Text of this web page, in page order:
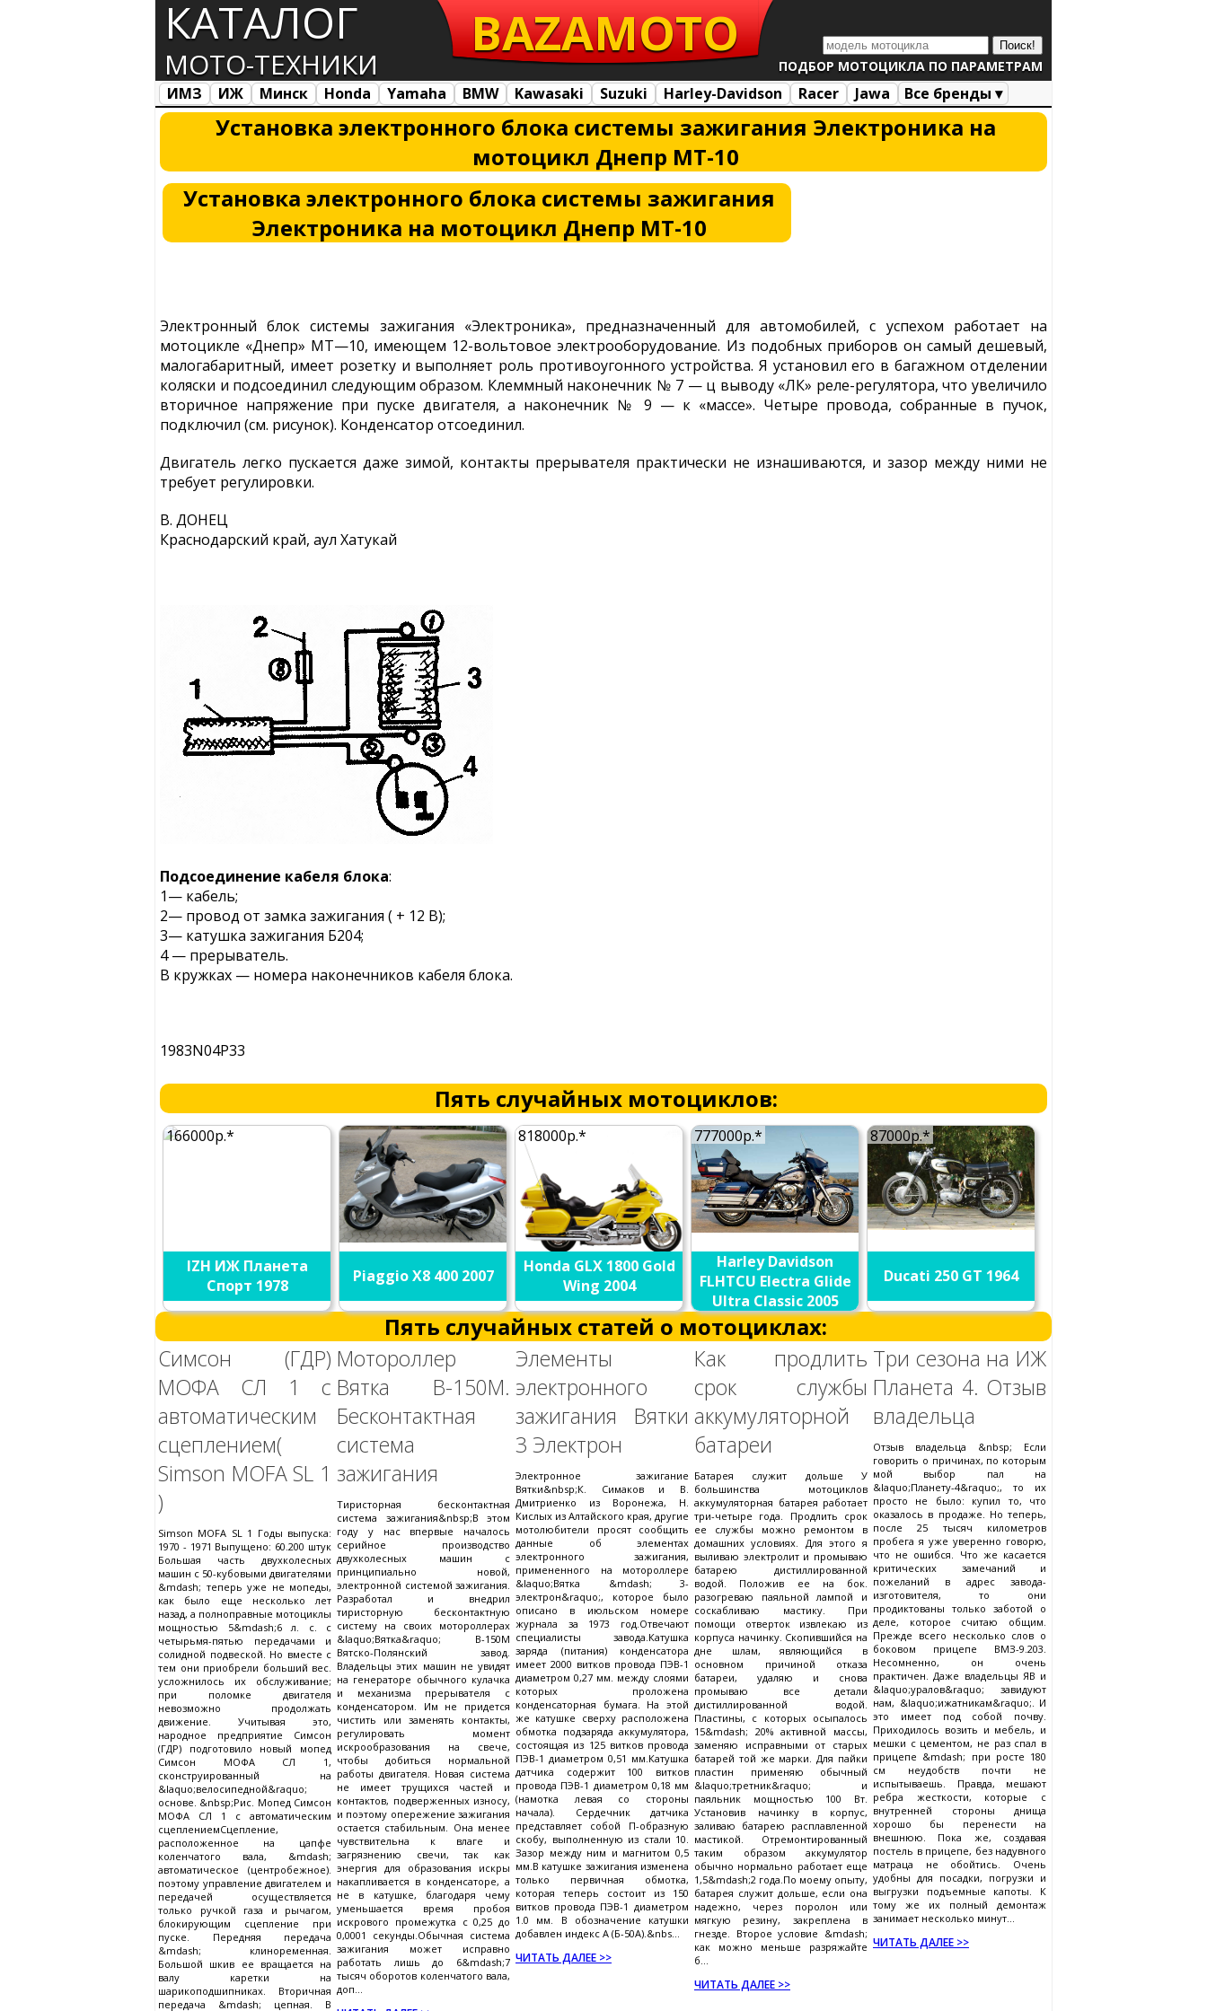
КАТАЛОГ
МОТО-ТЕХНИКИ ПОДБОР МОТОЦИКЛА ПО ПАРАМЕТРАМ
BAZAMOTO
ИМЗ ИЖ Минск Honda Yamaha BMW Kawasaki Suzuki Harley-Davidson Racer Jawa
Все бренды ▾
Все марки
Загрузка...
Установка электронного блока системы зажигания Электроника на
мотоцикл Днепр МТ-10
Установка электронного блока системы зажигания
Электроника на мотоцикл Днепр МТ-10
Электронный блок системы зажигания «Электроника», предназначенный для автомобилей, с успехом работает на
мотоцикле «Днепр» МТ—10, имеющем 12-вольтовое электрооборудование. Из подобных приборов он самый дешевый,
малогабаритный, имеет розетку и выполняет роль противоугонного устройства. Я установил его в багажном отделении
коляски и подсоединил следующим образом. Клеммный наконечник № 7 — ц выводу «ЛК» реле-регулятора, что увеличило
вторичное напряжение при пуске двигателя, а наконечник № 9 — к «массе». Четыре провода, собранные в пучок,
подключил (см. рисунок). Конденсатор отсоединил.
Двигатель легко пускается даже зимой, контакты прерывателя практически не изнашиваются, и зазор между ними не
требует регулировки.
В. ДОНЕЦ
Краснодарский край, аул Хатукай
Подсоединение кабеля блока:
1— кабель;
2— провод от замка зажигания ( + 12 В);
3— катушка зажигания Б204;
4 — прерыватель.
В кружках — номера наконечников кабеля блока.
1983N04P33
Пять случайных мотоциклов:
166000р.*
IZH ИЖ Планета
Спорт 1978
Piaggio X8 400 2007
818000р.*
Honda GLX 1800 Gold
Wing 2004
777000р.*
Harley Davidson
FLHTCU Electra Glide
Ultra Classic 2005
87000р.*
Ducati 250 GT 1964
Пять случайных статей о мотоциклах:
Симсон (ГДР)
МОФА СЛ 1 с
автоматическим
сцеплением(
Simson MOFA SL 1
)
Simson MOFA SL 1 Годы выпуска:
1970 - 1971 Выпущено: 60.200 штук
Большая часть двухколесных
машин с 50-кубовыми двигателями
&mdash; теперь уже не мопеды,
как было еще несколько лет
назад, а полноправные мотоциклы
мощностью 5&mdash;6 л. с. с
четырьмя-пятью передачами и
солидной подвеской. Но вместе с
тем они приобрели больший вес.
усложнилось их обслуживание;
при поломке двигателя
невозможно продолжать
движение. Учитывая это,
народное предприятие Симсон
(ГДР) подготовило новый мопед
Симсон МОФА СЛ 1,
сконструированный на
&laquo;велосипедной&raquo;
основе. &nbsp;Рис. Мопед Симсон
МОФА СЛ 1 с автоматическим
сцеплениемСцепление,
расположенное на цапфе
коленчатого вала, &mdash;
автоматическое (центробежное).
поэтому управление двигателем и
передачей осуществляется
только ручкой газа и рычагом,
блокирующим сцепление при
пуске. Передняя передача
&mdash; клиноременная.
Большой шкив ее вращается на
валу каретки на
шарикоподшипниках. Вторичная
передача &mdash; цепная. В
Мотороллер
Вятка В-150М.
Бесконтактная
система
зажигания
Тиристорная бесконтактная
система зажигания&nbsp;В этом
году у нас впервые началось
серийное производство
двухколесных машин с
принципиально новой,
электронной системой зажигания.
Разработал и внедрил
тиристорную бесконтактную
систему на своих мотороллерах
&laquo;Вятка&raquo; В-150М
Вятско-Полянский завод.
Владельцы этих машин не увидят
на генераторе обычного кулачка
и механизма прерывателя с
конденсатором. Им не придется
чистить или заменять контакты,
регулировать момент
искрообразования на свече,
чтобы добиться нормальной
работы двигателя. Новая система
не имеет трущихся частей и
контактов, подверженных износу,
и поэтому опережение зажигания
остается стабильным. Она менее
чувствительна к влаге и
загрязнению свечи, так как
энергия для образования искры
накапливается в конденсаторе, а
не в катушке, благодаря чему
уменьшается время пробоя
искрового промежутка с 0,25 до
0,0001 секунды.Обычная система
зажигания может исправно
работать лишь до 6&mdash;7
тысяч оборотов коленчатого вала,
доп...
Элементы
электронного
зажигания Вятки
3 Электрон
Электронное зажигание
Вятки&nbsp;К. Симаков и В.
Дмитриенко из Воронежа, Н.
Кислых из Алтайского края, другие
мотолюбители просят сообщить
данные об элементах
электронного зажигания,
примененного на мотороллере
&laquo;Вятка &mdash; 3-
электрон&raquo;, которое было
описано в июльском номере
журнала за 1973 год.Отвечают
специалисты завода.Катушка
заряда (питания) конденсатора
имеет 2000 витков провода ПЭВ-1
диаметром 0,27 мм. между слоями
которых проложена
конденсаторная бумага. На этой
же катушке сверху расположена
обмотка подзаряда аккумулятора,
состоящая из 125 витков провода
ПЭВ-1 диаметром 0,51 мм.Катушка
датчика содержит 100 витков
провода ПЭВ-1 диаметром 0,18 мм
(намотка левая со стороны
начала). Сердечник датчика
представляет собой П-образную
скобу, выполненную из стали 10.
Зазор между ним и магнитом 0,5
мм.В катушке зажигания изменена
только первичная обмотка,
которая теперь состоит из 150
витков провода ПЭВ-1 диаметром
1.0 мм. В обозначение катушки
добавлен индекс А (Б-50А).&nbs...
ЧИТАТЬ ДАЛЕЕ >>
Как продлить
срок службы
аккумуляторной
батареи
Батарея служит дольше У
большинства мотоциклов
аккумуляторная батарея работает
три-четыре года. Продлить срок
ее службы можно ремонтом в
домашних условиях. Для этого я
выливаю электролит и промываю
батарею дистиллированной
водой. Положив ее на бок.
разогреваю паяльной лампой и
соскабливаю мастику. При
помощи отверток извлекаю из
корпуса начинку. Скопившийся на
дне шлам, являющийся в
основном причиной отказа
батареи, удаляю и снова
промываю все детали
дистиллированной водой.
Пластины, с которых осыпалось
15&mdash; 20% активной массы,
заменяю исправными от старых
батарей той же марки. Для пайки
пластин применяю обычный
&laquo;третник&raquo; и
паяльник мощностью 100 Вт.
Установив начинку в корпус,
заливаю батарею расплавленной
мастикой. Отремонтированный
таким образом аккумулятор
обычно нормально работает еще
1,5&mdash;2 года.По моему опыту,
батарея служит дольше, если она
надежно, через поролон или
мягкую резину, закреплена в
гнезде. Второе условие &mdash;
как можно меньше разряжайте
б...
ЧИТАТЬ ДАЛЕЕ >>
Три сезона на ИЖ
Планета 4. Отзыв
владельца
Отзыв владельца &nbsp; Если
говорить о причинах, по которым
мой выбор пал на
&laquo;Планету-4&raquo;, то их
просто не было: купил то, что
оказалось в продаже. Но теперь,
после 25 тысяч километров
пробега я уже уверенно говорю,
что не ошибся. Что же касается
критических замечаний и
пожеланий в адрес завода-
изготовителя, то они
продиктованы только заботой о
деле, которое считаю общим.
Прежде всего несколько слов о
боковом прицепе ВМЗ-9.203.
Несомненно, он очень
практичен. Даже владельцы ЯВ и
&laquo;уралов&raquo; завидуют
нам, &laquo;ижатникам&raquo;. И
это имеет под собой почву.
Приходилось возить и мебель, и
мешки с цементом, не раз спал в
прицепе &mdash; при росте 180
см неудобств почти не
испытываешь. Правда, мешают
ребра жесткости, которые с
внутренней стороны днища
хорошо бы перенести на
внешнюю. Пока же, создавая
постель в прицепе, без надувного
матраца не обойтись. Очень
удобны для посадки, погрузки и
выгрузки подъемные капоты. К
тому же их полный демонтаж
занимает несколько минут...
ЧИТАТЬ ДАЛЕЕ >>